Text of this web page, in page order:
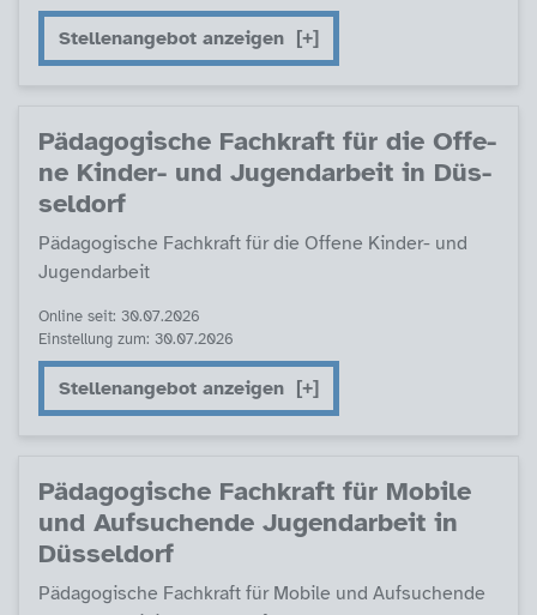
Stellenangebot anzeigen
Päda­go­gi­sche Fach­kraft für die Of­fe­
ne Kin­der- und Ju­gend­ar­beit in Düs­
sel­dorf
Päda­go­gi­sche Fach­kraft für die Of­fe­ne Kin­der- und
Ju­gend­ar­beit
Online seit: 30.07.2026
Einstellung zum: 30.07.2026
Stellenangebot anzeigen
Päda­go­gi­sche Fach­kraft für Mo­bi­le
und Auf­su­chen­de Ju­gend­ar­beit in
Düs­sel­dorf
Päda­go­gi­sche Fach­kraft für Mo­bi­le und Auf­su­chen­de